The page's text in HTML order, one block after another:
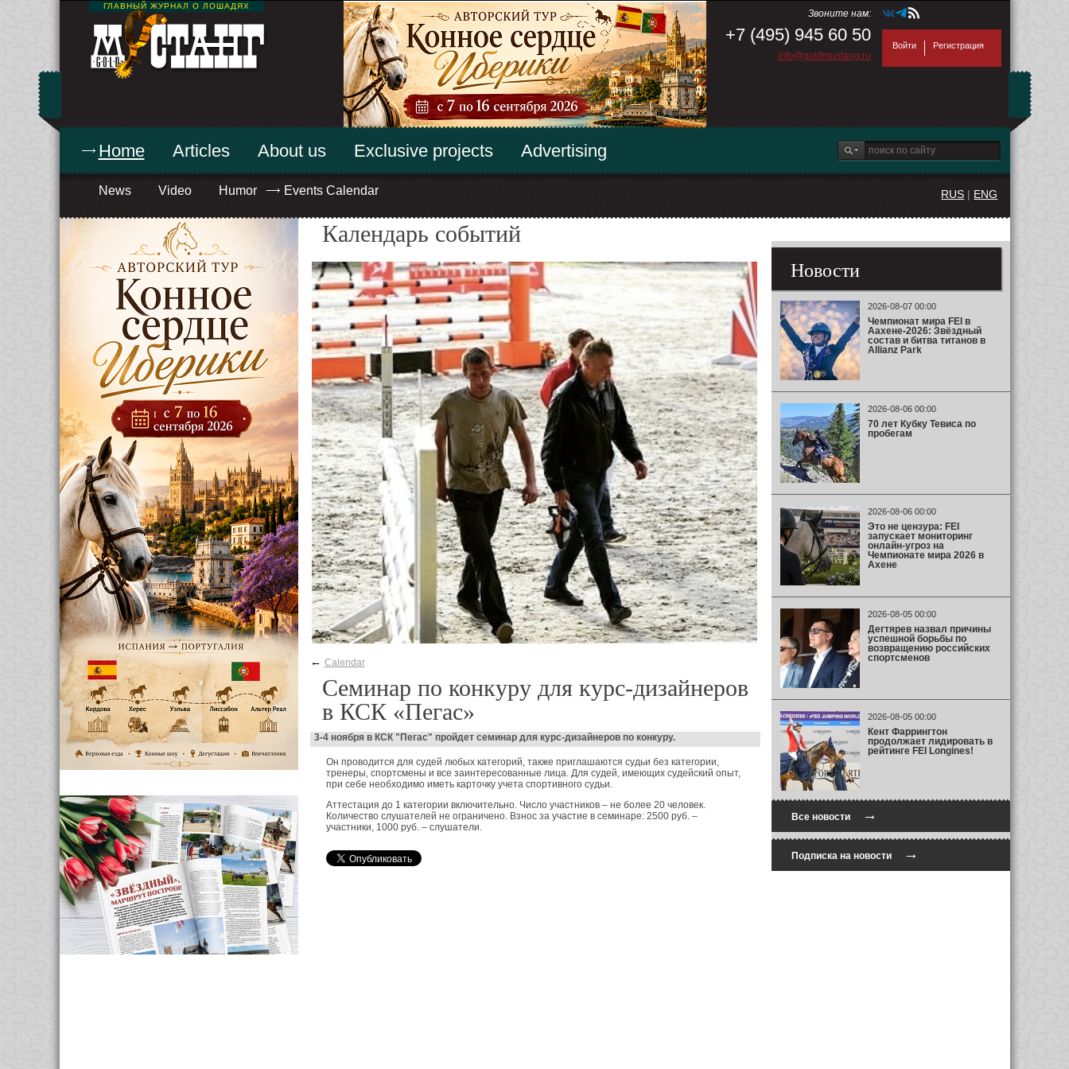
ГЛАВНЫЙ ЖУРНАЛ О ЛОШАДЯХ
Звоните нам:
+7 (495) 945 60 50
info@goldmustang.ru
Войти Регистрация
Home
News Video Humor Events Calendar
Articles About us Exclusive projects Advertising
RUS | ENG
Календарь событий
← Calendar
Семинар по конкуру для курс-дизайнеров
в КСК «Пегас»
3-4 ноября в КСК "Пегас" пройдет семинар для курс-дизайнеров по конкуру.
Он проводится для судей любых категорий, также приглашаются судьи без категории,
тренеры, спортсмены и все заинтересованные лица. Для судей, имеющих судейский опыт,
при себе необходимо иметь карточку учета спортивного судьи.
Аттестация до 1 категории включительно. Число участников – не более 20 человек.
Количество слушателей не ограничено. Взнос за участие в семинаре: 2500 руб. –
участники, 1000 руб. – слушатели.
Новости
2026-08-07 00:00
Чемпионат мира FEI в
Аахене-2026: Звёздный
состав и битва титанов в
Allianz Park
2026-08-06 00:00
70 лет Кубку Тевиса по
пробегам
2026-08-06 00:00
Это не цензура: FEI
запускает мониторинг
онлайн-угроз на
Чемпионате мира 2026 в
Ахене
2026-08-05 00:00
Дегтярев назвал причины
успешной борьбы по
возвращению российских
спортсменов
2026-08-05 00:00
Кент Фаррингтон
продолжает лидировать в
рейтинге FEI Longines!
Все новости→
Подписка на новости→